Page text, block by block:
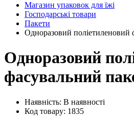
Магазин упаковок для їжі
Господарські товари
Пакети
Одноразовий поліетиленовий
Одноразовий
фасувальний
Наявність: В наявності
Код товару: 1835